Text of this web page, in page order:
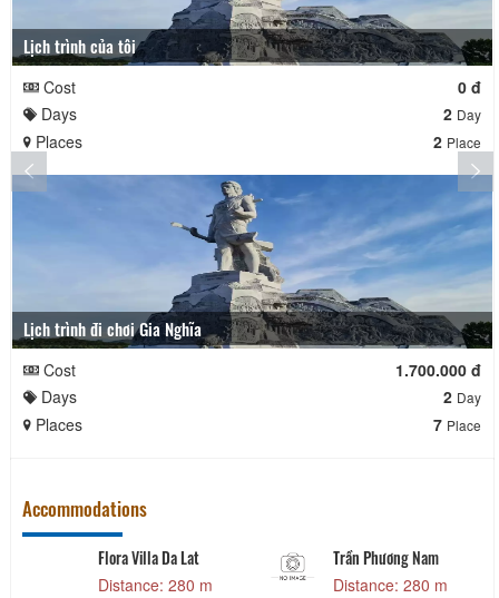
Lịch trình của tôi
Cost
0 đ
Days
2 Day
Places 2 Place
Lịch trình đi chơi Gia Nghĩa
Cost
1.700.000 đ
Days
2 Day
Places 7 Place
Accommodations
Flora Villa Da Lat
Distance: 280 m
Trần Phương Nam
Distance: 280 m